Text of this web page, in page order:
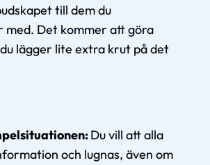
till dem du
med. Det kommer att göra
lägger lite extra krut på det
Du vill att alla
och lugnas, även om